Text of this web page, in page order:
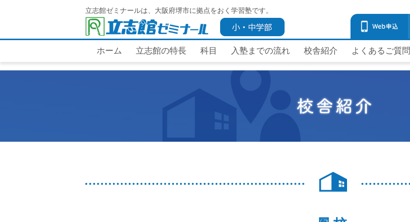
立志館ゼミナールは、大阪府堺市に拠点をおく学習塾です。
ホーム 立志館の特長 科目 入塾までの流れ 校舎紹介 よくあるご質問